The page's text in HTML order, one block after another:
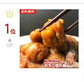
1位
UP